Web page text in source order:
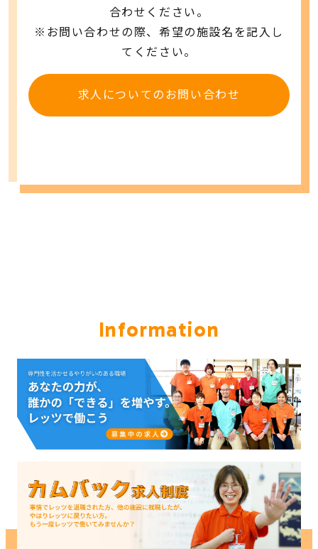
合わせください。
※お問い合わせの際、希望の施設名を記入し
てください。
求人についてのお問い合わせ
Information